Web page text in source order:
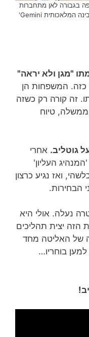
בגבורה לאן מתחברות
זרועות התמנון… התמונה עובדה במערכת הבינה המלאכותית Gemini'
"מגן ולא יראה"
כזה. המשפחות הן
זה קורה רק כשזה
טיוח
גוטליב. אחרי
העליון'
ואז נגיע כרצון
הבחירות.
נעלה. אולי היא
הזה יצית תהליכים
של האליטה מחד
בוחריו…